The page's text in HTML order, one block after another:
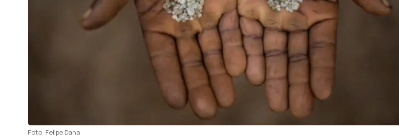
Foto: Felipe Dana